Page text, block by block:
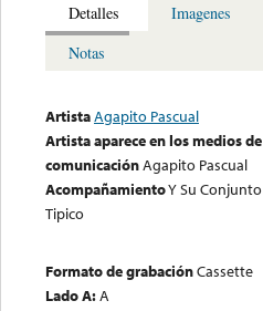
Detalles
Imagenes
Notas
ArtistaAgapito Pascual
Artista aparece en los medios de
comunicaciónAgapito Pascual
AcompañamientoY Su Conjunto
Tipico
Formato de grabaciónCassette
Lado A:A